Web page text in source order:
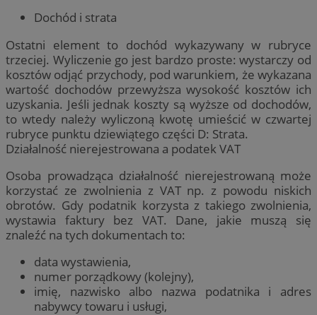
Dochód i strata
Ostatni element to dochód wykazywany w rubryce
trzeciej. Wyliczenie go jest bardzo proste: wystarczy od
kosztów odjąć przychody, pod warunkiem, że wykazana
wartość dochodów przewyższa wysokość kosztów ich
uzyskania. Jeśli jednak koszty są wyższe od dochodów,
to wtedy należy wyliczoną kwotę umieścić w czwartej
rubryce punktu dziewiątego części D: Strata.
Działalność nierejestrowana a podatek VAT
Osoba prowadząca działalność nierejestrowaną może
korzystać ze zwolnienia z VAT np. z powodu niskich
obrotów. Gdy podatnik korzysta z takiego zwolnienia,
wystawia faktury bez VAT. Dane, jakie muszą się
znaleźć na tych dokumentach to:
data wystawienia,
numer porządkowy (kolejny),
imię, nazwisko albo nazwa podatnika i adres
nabywcy towaru i usługi,